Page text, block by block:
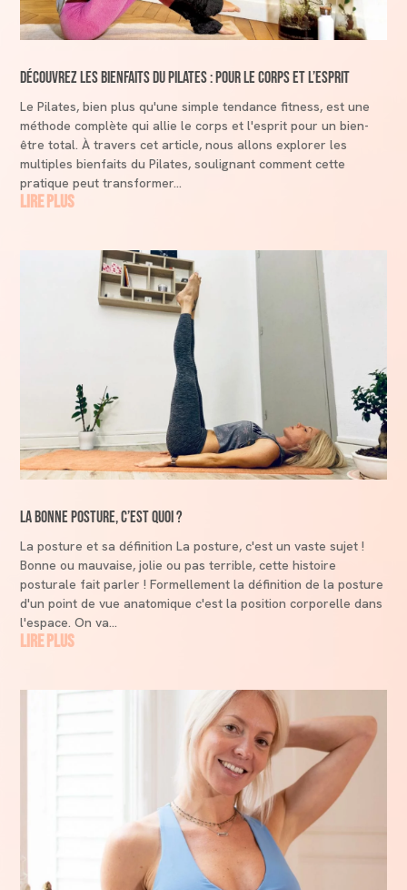
Découvrez les Bienfaits du Pilates : Pour le Corps et l’Esprit
Le Pilates, bien plus qu'une simple tendance fitness, est une
méthode complète qui allie le corps et l'esprit pour un bien-
être total. À travers cet article, nous allons explorer les
multiples bienfaits du Pilates, soulignant comment cette
pratique peut transformer...
lire plus
La bonne posture, c’est quoi ?
La posture et sa définition La posture, c'est un vaste sujet !
Bonne ou mauvaise, jolie ou pas terrible, cette histoire
posturale fait parler ! Formellement la définition de la posture
d'un point de vue anatomique c'est la position corporelle dans
l'espace. On va...
lire plus